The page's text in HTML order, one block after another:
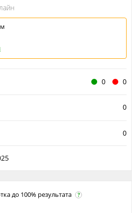
до 100% результата ?
0 0
0
0